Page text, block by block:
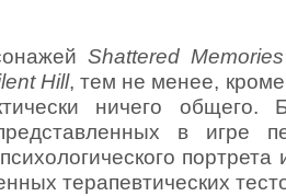
Shattered Memories
Hill, тем не менее,
ничего общего.
в игре
терапевтических